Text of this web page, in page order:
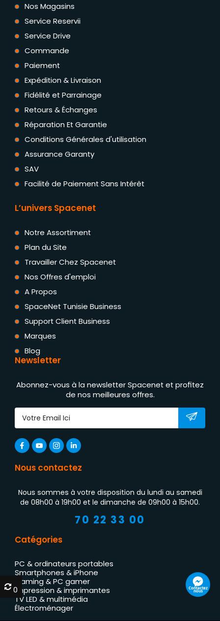
Nos Magasins
Service Reservii
Service Drive
Commande
Paiement
Expédition & Livraison
Fidélité et Parrainage
Retours & Échanges
Réparation Et Garantie
Conditions Générales d'utilisation
Assurance Garanty
SAV
Facilité de Paiement Sans Intérêt
L’univers Spacenet
Notre Assortiment
Plan du Site
Travailler Chez Spacenet
Nos Offres d'emploi
A Propos
SpaceNet Tunisie Business
Support Client Business
Marques
Blog
Newsletter
Abonnez-vous à la newsletter Spacenet et profitez
de nos meilleures offres.
Nous contactez
Nous sommes à votre disposition du lundi au samedi
de 08h00 à 19h00 et le dimanche de 09h00 à 15h00.
70 22 33 00
Catégories
PC & ordinateurs portables
Smartphones & iPhone
Gaming & PC gamer
Impression & imprimantes
TV LED & multimédia
Électroménager
Contactez
nous
0
0